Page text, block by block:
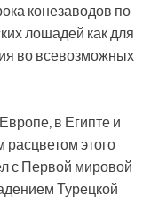
конезаводов по
лошадей как для
во всевозможных
в Египте и
этого
с Первой мировой
Турецкой